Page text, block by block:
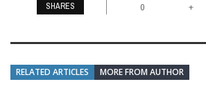
SHARES 0 +
RELATED ARTICLES MORE FROM AUTHOR